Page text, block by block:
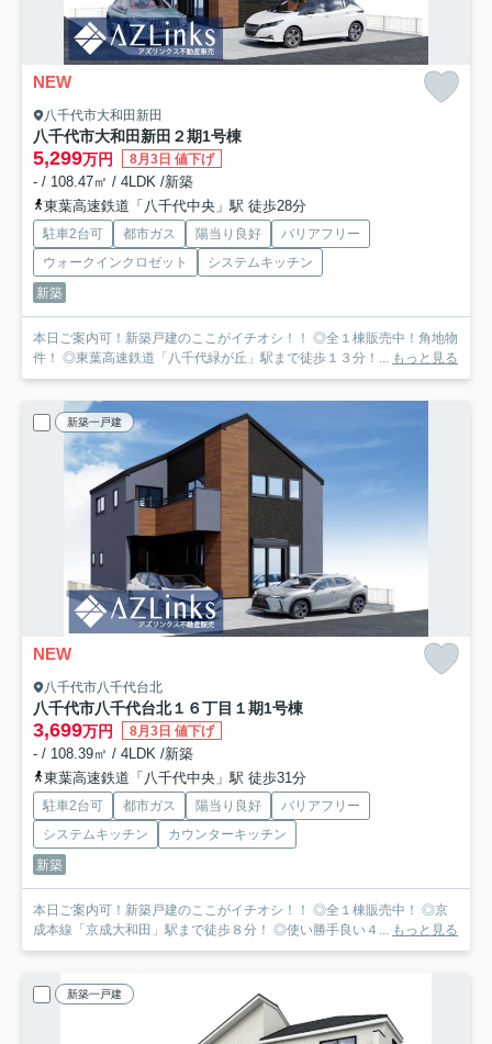
NEW
八千代市大和田新田
八千代市大和田新田２期1号棟
5,299万円 8月3日 値下げ
- / 108.47㎡ / 4LDK /新築
東葉高速鉄道「八千代中央」駅 徒歩28分
駐車2台可 都市ガス 陽当り良好
バリアフリー
ウォークインクロゼット
システムキッチン
新築
本日ご案内可！新築戸建のここがイチオシ！！ ◎全１棟販売中！角地物
件！ ◎東葉高速鉄道「八千代緑が丘」駅まで徒歩１３分！... もっと見る
新築一戸建
NEW
八千代市八千代台北
八千代市八千代台北１６丁目１期1号棟
3,699万円 8月3日 値下げ
- / 108.39㎡ / 4LDK /新築
東葉高速鉄道「八千代中央」駅 徒歩31分
駐車2台可 都市ガス 陽当り良好
バリアフリー
システムキッチン
カウンターキッチン
新築
本日ご案内可！新築戸建のここがイチオシ！！ ◎全１棟販売中！ ◎京
成本線「京成大和田」駅まで徒歩８分！ ◎使い勝手良い４... もっと見る
新築一戸建